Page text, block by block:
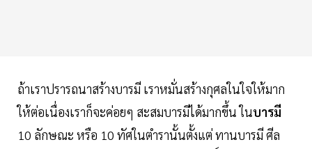
ถ้าเราปรารถนาสร้างบารมี เราหมั่นสร้างกุศลในใจให้มาก
ให้ต่อเนื่องเราก็จะค่อยๆ สะสมบารมีได้มากขึ้น ในบารมี
10 ลักษณะ หรือ 10 ทัศในตำรานั้นตั้งแต่ ทานบารมี ศีล